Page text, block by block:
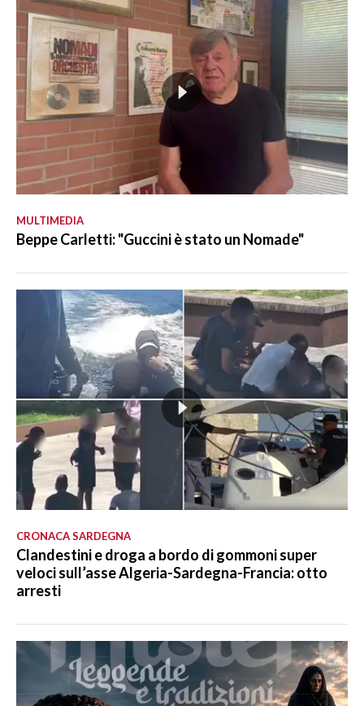
MULTIMEDIA
Beppe Carletti: "Guccini è stato un Nomade"
CRONACA SARDEGNA
Clandestini e droga a bordo di gommoni super
veloci sull’asse Algeria-Sardegna-Francia: otto
arresti